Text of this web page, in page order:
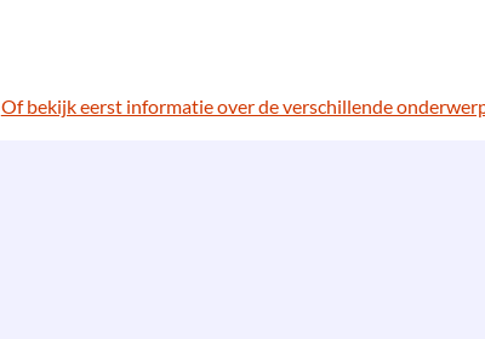
Of bekijk eerst informatie over de verschillende